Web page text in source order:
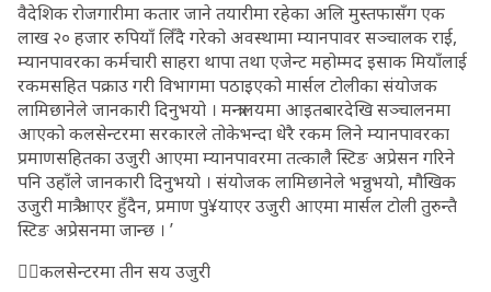
वैदेशिक रोजगारीमा कतार जाने तयारीमा रहेका अलि मुस्तफासँग एक
लाख २० हजार रुपियाँ लिँदै गरेको अवस्थामा म्यानपावर सञ्चालक राई,
म्यानपावरका कर्मचारी साहरा थापा तथा एजेन्ट महोम्मद इसाक मियाँलाई
रकमसहित पक्राउ गरी विभागमा पठाइएको मार्सल टोलीका संयोजक
लामिछानेले जानकारी दिनुभयो । मन्त्रालयमा आइतबारदेखि सञ्चालनमा
आएको कलसेन्टरमा सरकारले तोकेभन्दा धेरै रकम लिने म्यानपावरका
प्रमाणसहितका उजुरी आएमा म्यानपावरमा तत्कालै स्टिङ अप्रेसन गरिने
पनि उहाँले जानकारी दिनुभयो । संयोजक लामिछानेले भन्नुभयो, मौखिक
उजुरी मात्रै आएर हुँदैन, प्रमाण पु¥याएर उजुरी आएमा मार्सल टोली तुरुन्तै
स्टिङ अप्रेसनमा जान्छ । ’
कलसेन्टरमा तीन सय उजुरी